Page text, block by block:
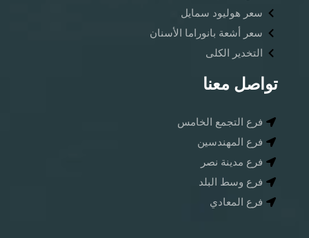
سعر هوليود سمايل
سعر أشعة بانوراما الأسنان ​
التخدير الكلى
تواصل معنا
فرع التجمع الخامس
فرع المهندسين
فرع مدينة نصر
فرع وسط البلد
فرع المعادي